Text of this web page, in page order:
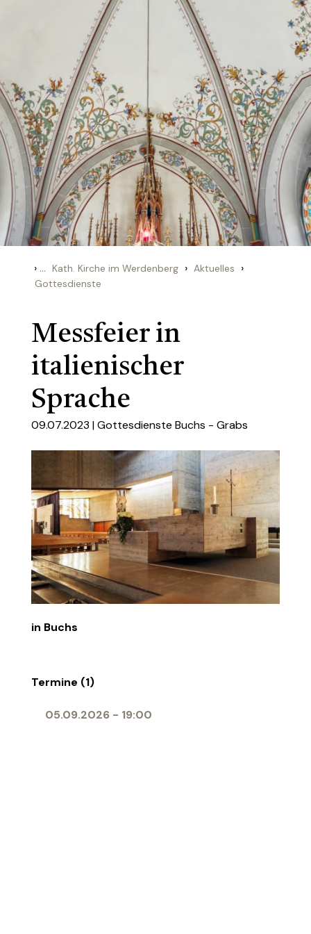
› ... Kath. Kirche im Werdenberg › Aktuelles ›
Gottesdienste
Messfeier in
italienischer
Sprache
09.07.2023 |Gottesdienste Buchs - Grabs
in Buchs
Termine (1)
05.09.2026 - 19:00